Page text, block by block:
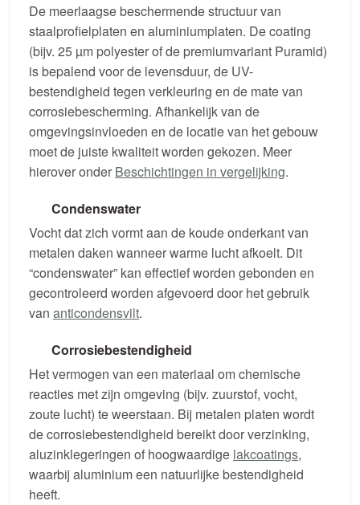
De meerlaagse beschermende structuur van
staalprofielplaten en aluminiumplaten. De coating
(bijv. 25 µm polyester of de premiumvariant Puramid)
is bepalend voor de levensduur, de UV-
bestendigheid tegen verkleuring en de mate van
corrosiebescherming. Afhankelijk van de
omgevingsinvloeden en de locatie van het gebouw
moet de juiste kwaliteit worden gekozen. Meer
hierover onder Beschichtingen in vergelijking.
Condenswater
Vocht dat zich vormt aan de koude onderkant van
metalen daken wanneer warme lucht afkoelt. Dit
“condenswater” kan effectief worden gebonden en
gecontroleerd worden afgevoerd door het gebruik
van anticondensvilt.
Corrosiebestendigheid
Het vermogen van een materiaal om chemische
reacties met zijn omgeving (bijv. zuurstof, vocht,
zoute lucht) te weerstaan. Bij metalen platen wordt
de corrosiebestendigheid bereikt door verzinking,
aluzinklegeringen of hoogwaardige lakcoatings,
waarbij aluminium een natuurlijke bestendigheid
heeft.